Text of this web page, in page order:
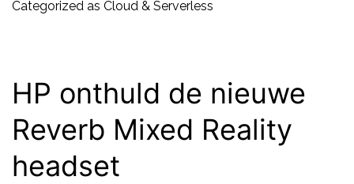
de
Google
Cloud
Categorized as Cloud & Serverless
HP onthuld de nieuwe
Reverb Mixed Reality
headset